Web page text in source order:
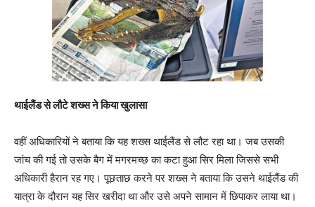
थाईलैंड से लौटे शख्स ने किया खुलासा
वहीं अधिकारियों ने बताया कि यह शख्स थाईलैंड से लौट रहा था। जब उसकी
जांच की गई तो उसके बैग में मगरमच्छ का कटा हुआ सिर मिला जिससे सभी
अधिकारी हैरान रह गए। पूछताछ करने पर शख्स ने बताया कि उसने थाईलैंड की
यात्रा के दौरान यह सिर खरीदा था और उसे अपने सामान में छिपाकर लाया था।